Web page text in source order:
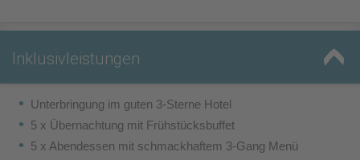
Inklusivleistungen
Unterbringung im guten 3-Sterne Hotel
5 x Übernachtung mit Frühstücksbuffet
5 x Abendessen mit schmackhaftem 3-Gang Menü